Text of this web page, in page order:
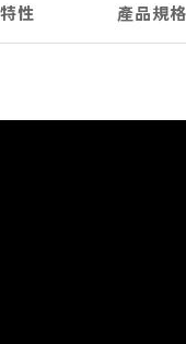
性 產品規格